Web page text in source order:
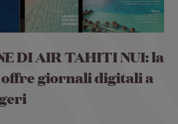
DI AIR TAHITI NUI: la
giornali digitali a